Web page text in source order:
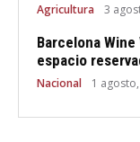
Agricultura 3
Barcelona
espacio
Nacional 1